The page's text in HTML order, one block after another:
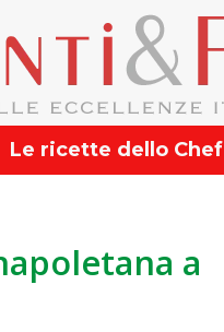
Le ricette dello Chef
a